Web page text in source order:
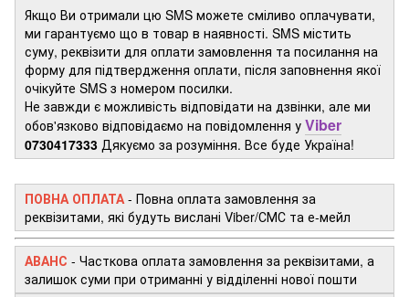
Якщо Ви отримали цю SMS можете сміливо оплачувати,
ми гарантуємо що в товар в наявності. SMS містить
суму, реквізити для оплати замовлення та посилання на
форму для підтвердження оплати, після заповнення якої
очікуйте SMS з номером посилки.
Не завжди є можливість відповідати на дзвінки, але ми
обов'язково відповідаємо на повідомлення у Viber
0730417333 Дякуємо за розуміння. Все буде Україна!
ПОВНА ОПЛАТА - Повна оплата замовлення за
реквізитами, які будуть вислані Viber/СМС та е-мейл
АВАНС - Часткова оплата замовлення за реквізитами, а
залишок суми при отриманні у відділенні нової пошти